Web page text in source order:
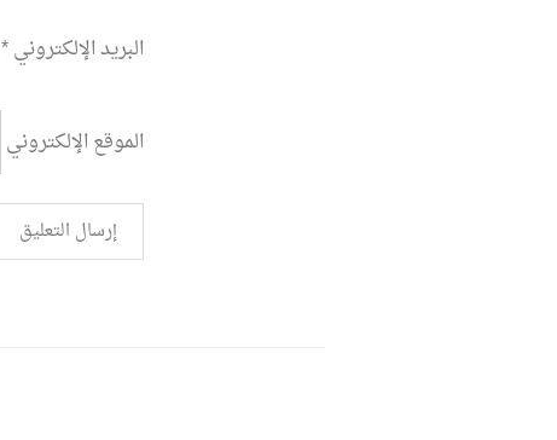
البريد الإلكتروني*
الموقع الإلكتروني